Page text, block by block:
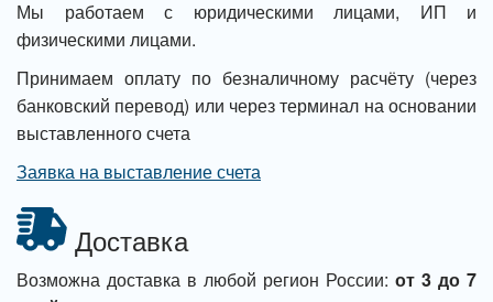
Мы работаем с юридическими лицами, ИП и
физическими лицами.
Принимаем оплату по безналичному расчёту (через
банковский перевод) или через терминал на основании
выставленного счета
Заявка на выставление счета
Доставка
Возможна доставка в любой регион России: от 3 до 7